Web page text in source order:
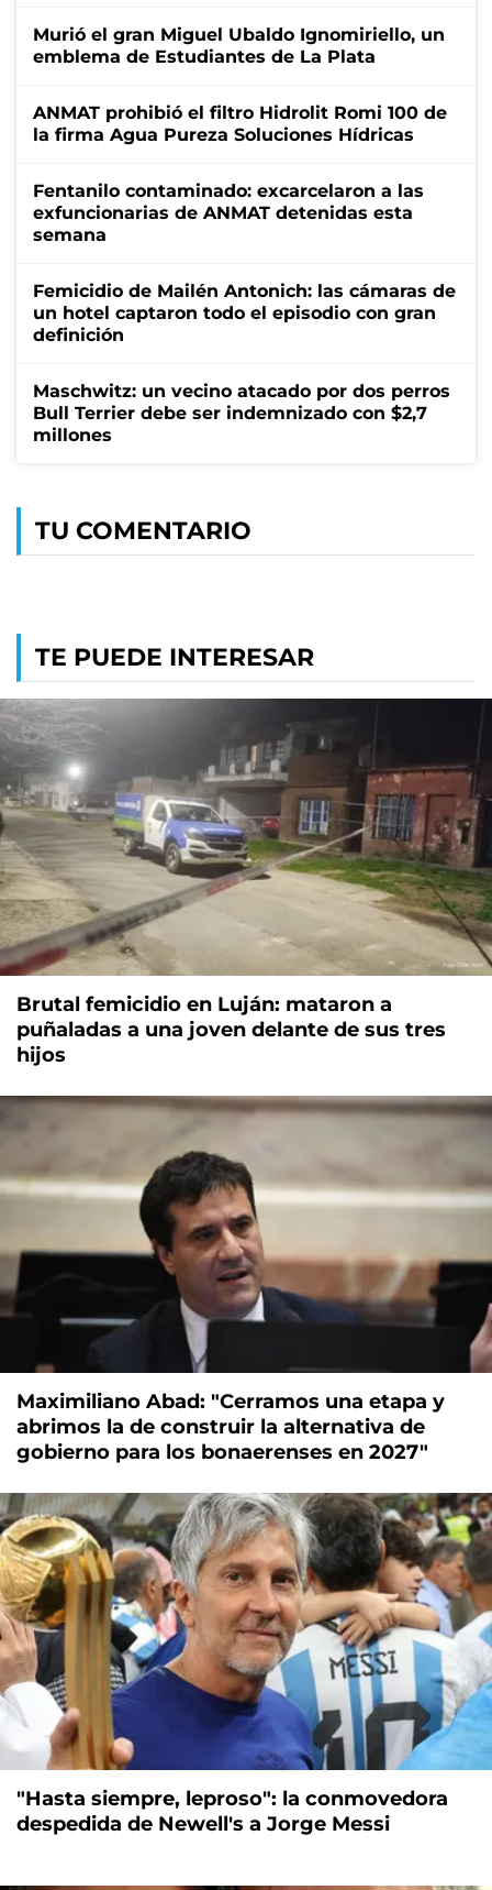
Murió el gran Miguel Ubaldo Ignomiriello, un
emblema de Estudiantes de La Plata
ANMAT prohibió el filtro Hidrolit Romi 100 de
la firma Agua Pureza Soluciones Hídricas
Fentanilo contaminado: excarcelaron a las
exfuncionarias de ANMAT detenidas esta
semana
Femicidio de Mailén Antonich: las cámaras de
un hotel captaron todo el episodio con gran
definición
Maschwitz: un vecino atacado por dos perros
Bull Terrier debe ser indemnizado con $2,7
millones
TU COMENTARIO
TE PUEDE INTERESAR
Brutal femicidio en Luján: mataron a
puñaladas a una joven delante de sus tres
hijos
Maximiliano Abad: "Cerramos una etapa y
abrimos la de construir la alternativa de
gobierno para los bonaerenses en 2027"
"Hasta siempre, leproso": la conmovedora
despedida de Newell's a Jorge Messi